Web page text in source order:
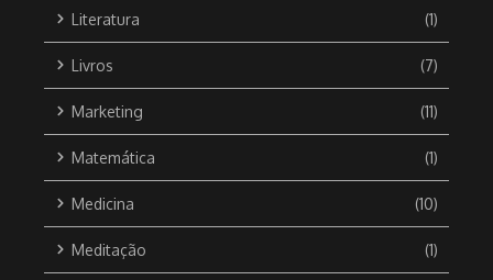
Literatura (1)
Livros (7)
Marketing (11)
Matemática (1)
Medicina (10)
Meditação (1)